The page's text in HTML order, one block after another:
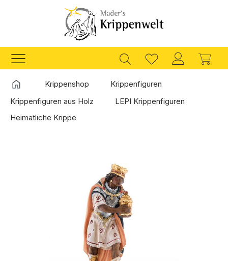
Zum Hauptinhalt springen
StartseiteKrippenshop
Krippenfiguren
Krippenfiguren aus Holz
LEPI Krippenfiguren
Heimatliche Krippe